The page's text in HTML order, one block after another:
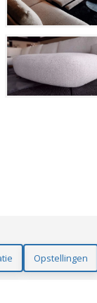
Opstellingen